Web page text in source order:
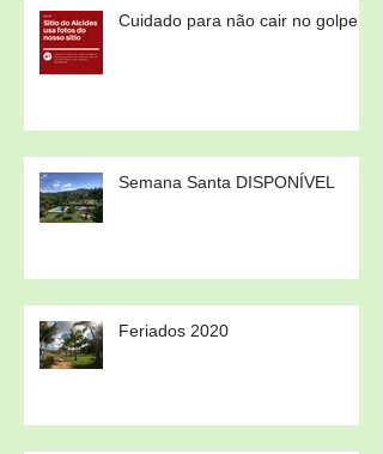
Cuidado para não cair no golpe!
Semana Santa DISPONÍVEL
Feriados 2020